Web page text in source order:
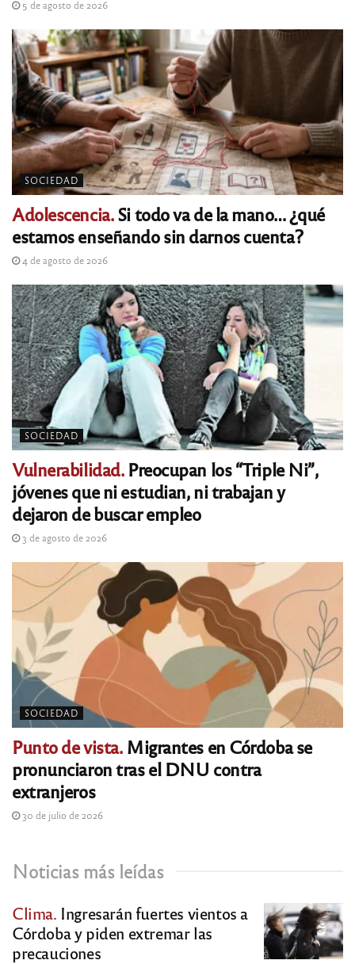
5 de agosto de 2026
SOCIEDAD
Adolescencia.Si todo va de la mano… ¿qué
estamos enseñando sin darnos cuenta?
4 de agosto de 2026
SOCIEDAD
Vulnerabilidad.Preocupan los “Triple Ni”,
jóvenes que ni estudian, ni trabajan y
dejaron de buscar empleo
3 de agosto de 2026
SOCIEDAD
Punto de vista.Migrantes en Córdoba se
pronunciaron tras el DNU contra
extranjeros
30 de julio de 2026
Noticias más leídas
Clima. Ingresarán fuertes vientos a
Córdoba y piden extremar las
precauciones